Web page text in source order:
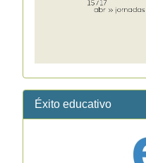
Éxito educativo